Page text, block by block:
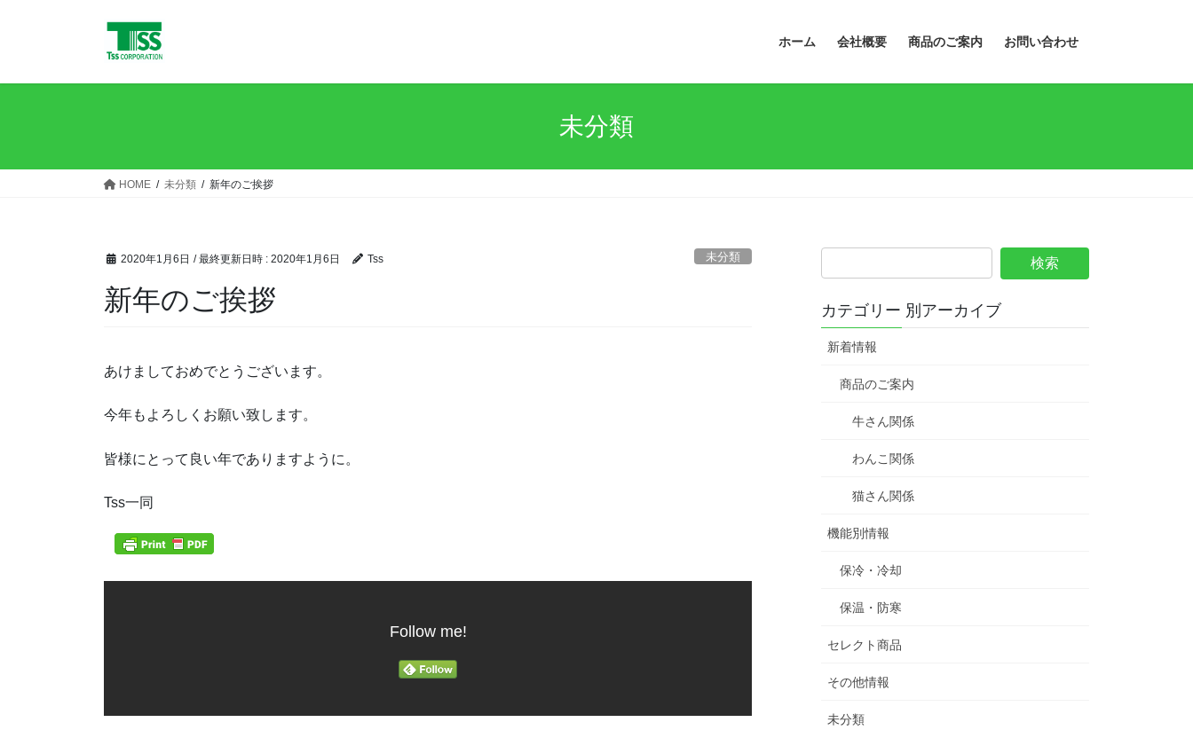
ホーム 会社概要 商品のご案内 お問い合わせ
未分類
HOME 未分類 新年のご挨拶
2020年1月6日 / 最終更新日時 : 2020年1月6日 Tss 未分類
新年のご挨拶
あけましておめでとうございます。
今年もよろしくお願い致します。
皆様にとって良い年でありますように。
Tss一同
Follow me!
カテゴリー 別アーカイブ
新着情報
商品のご案内
牛さん関係
わんこ関係
猫さん関係
機能別情報
保冷・冷却
保温・防寒
セレクト商品
その他情報
未分類